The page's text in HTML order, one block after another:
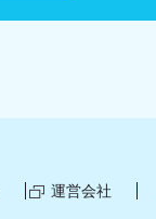
運営会社